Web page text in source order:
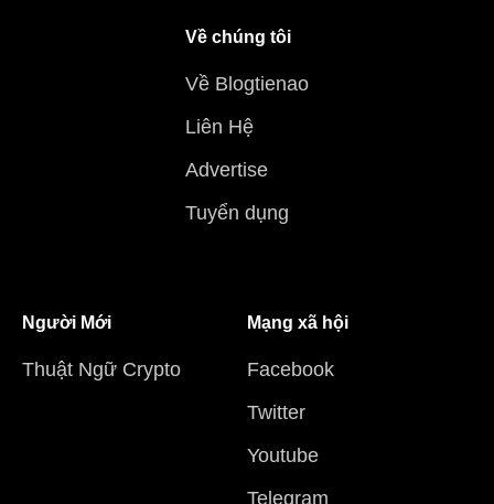
Về chúng tôi
Về Blogtienao
Liên Hệ
Advertise
Tuyển dụng
Người Mới
Thuật Ngữ Crypto
Mạng xã hội
Facebook
Twitter
Youtube
Telegram